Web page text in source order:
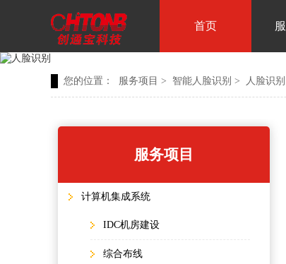
首页
您的位置： 服务项目 > 智能人脸识别 > 人脸识别
服务项目
计算机集成系统
IDC机房建设
综合布线